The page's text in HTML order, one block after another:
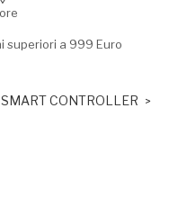
superiori a 999 Euro
SMART CONTROLLER